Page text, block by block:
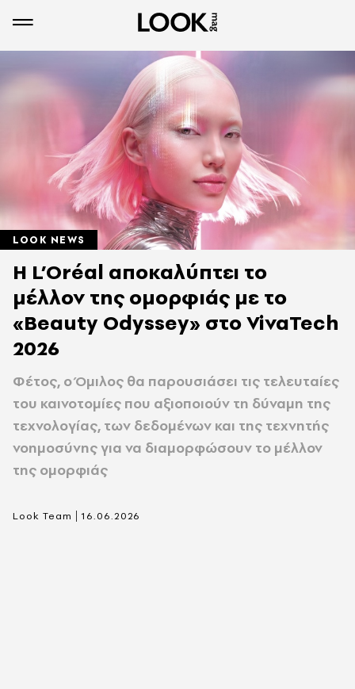
LOOK NEWS
Η L’Oréal αποκαλύπτει το
μέλλον της ομορφιάς με το
«Beauty Odyssey» στο VivaTech
2026
Φέτος, ο Όμιλος θα παρουσιάσει τις τελευταίες
του καινοτομίες που αξιοποιούν τη δύναμη της
τεχνολογίας, των δεδομένων και της τεχνητής
νοημοσύνης για να διαμορφώσουν το μέλλον
της ομορφιάς
Look Team | 16.06.2026